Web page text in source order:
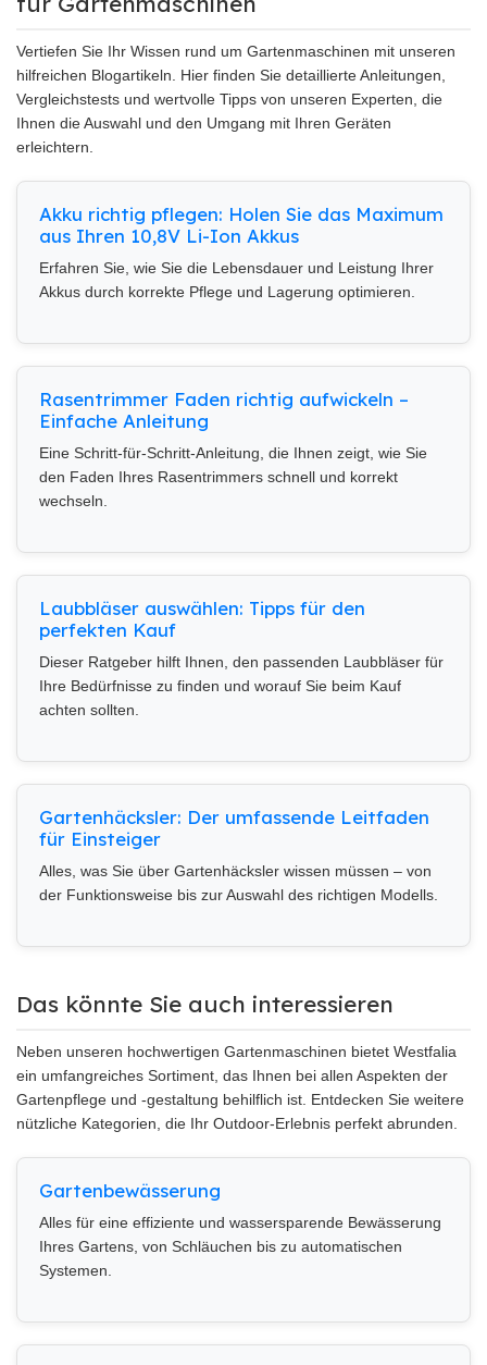
Vertiefen Sie Ihr Wissen rund um Gartenmaschinen mit unseren
hilfreichen Blogartikeln. Hier finden Sie detaillierte Anleitungen,
Vergleichstests und wertvolle Tipps von unseren Experten, die
Ihnen die Auswahl und den Umgang mit Ihren Geräten
erleichtern.
Akku richtig pflegen: Holen Sie das Maximum
aus Ihren 10,8V Li-Ion Akkus
Erfahren Sie, wie Sie die Lebensdauer und Leistung Ihrer
Akkus durch korrekte Pflege und Lagerung optimieren.
Rasentrimmer Faden richtig aufwickeln –
Einfache Anleitung
Eine Schritt-für-Schritt-Anleitung, die Ihnen zeigt, wie Sie
den Faden Ihres Rasentrimmers schnell und korrekt
wechseln.
Laubbläser auswählen: Tipps für den
perfekten Kauf
Dieser Ratgeber hilft Ihnen, den passenden Laubbläser für
Ihre Bedürfnisse zu finden und worauf Sie beim Kauf
achten sollten.
Gartenhäcksler: Der umfassende Leitfaden
für Einsteiger
Alles, was Sie über Gartenhäcksler wissen müssen – von
der Funktionsweise bis zur Auswahl des richtigen Modells.
Das könnte Sie auch interessieren
Neben unseren hochwertigen Gartenmaschinen bietet Westfalia
ein umfangreiches Sortiment, das Ihnen bei allen Aspekten der
Gartenpflege und -gestaltung behilflich ist. Entdecken Sie weitere
nützliche Kategorien, die Ihr Outdoor-Erlebnis perfekt abrunden.
Gartenbewässerung
Alles für eine effiziente und wassersparende Bewässerung
Ihres Gartens, von Schläuchen bis zu automatischen
Systemen.